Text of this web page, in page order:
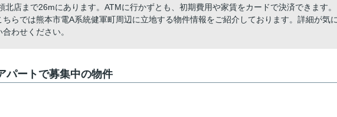
北店まで26mにあります。ATMに行かずとも、初期費用や家賃をカードで決済できます。
らでは熊本市電A系統健軍町周辺に立地する物件情報をご紹介しております。詳細が気
わせください。
パートで募集中の物件